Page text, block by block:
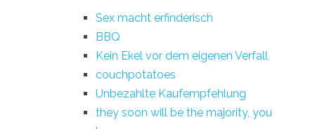
Sex macht erfinderisch
BBQ
Kein Ekel vor dem eigenen Verfall
couchpotatoes
Unbezahlte Kaufempfehlung
they soon will be the majority, you